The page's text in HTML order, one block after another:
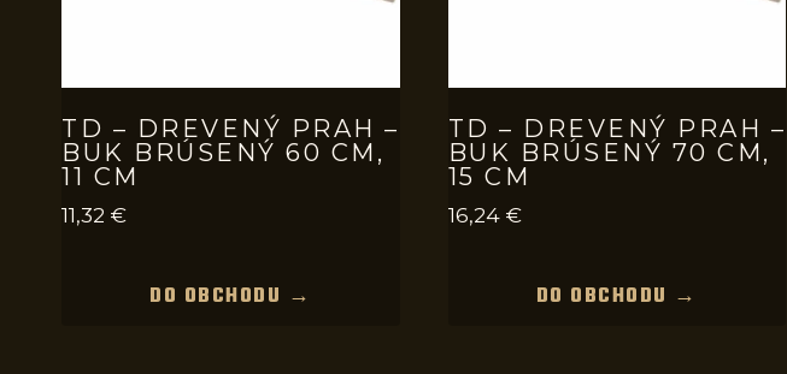
TD – DREVENÝ PRAH –
BUK BRÚSENÝ 60 CM,
11 CM
11,32 €
DO OBCHODU →
TD – DREVENÝ PRAH –
BUK BRÚSENÝ 70 CM,
15 CM
16,24 €
DO OBCHODU →